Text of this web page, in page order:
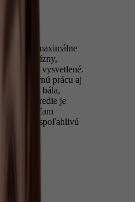
a som maximálne
precízny,
jasne vysvetlené.
šetrnú prácu aj
sa kedysi bála,
Prostredie je
odporúčam
a spoľahlivú